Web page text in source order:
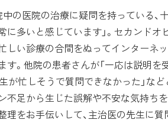
中の医院の治療に疑問を持っている、
に多いと感じています」。セカンド
しい診療の合間をぬってインターネ
す。他院の患者さんが「一応は説明
生が忙しそうで質問できなかった」な
不足から生じた誤解や不安な気持ち
理をお手伝いして、主治医の先生に